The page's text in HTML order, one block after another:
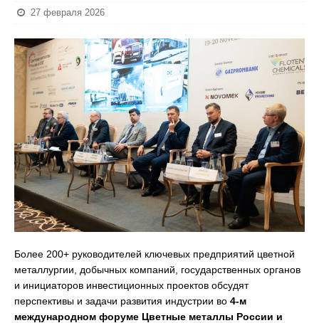
27 февраля 2026
Более 200+ руководителей ключевых предприятий цветной
металлургии, добычных компаний, государственных органов
и инициаторов инвестиционных проектов обсудят
перспективы и задачи развития индустрии во 4-м
международном форуме Цветные металлы России и